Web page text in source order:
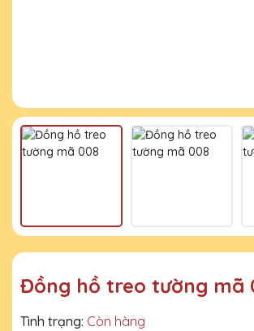
Đồng hồ treo tường mã
Tình trạng: Còn hàng